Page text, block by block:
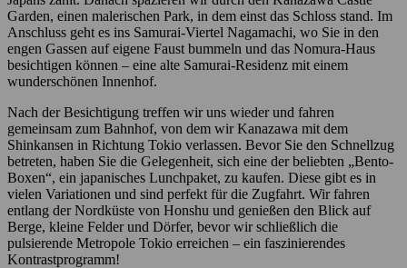
Garden, einen malerischen Park, in dem einst das Schloss stand. Im
Anschluss geht es ins Samurai-Viertel Nagamachi, wo Sie in den
engen Gassen auf eigene Faust bummeln und das Nomura-Haus
besichtigen können – eine alte Samurai-Residenz mit einem
wunderschönen Innenhof.
Nach der Besichtigung treffen wir uns wieder und fahren
gemeinsam zum Bahnhof, von dem wir Kanazawa mit dem
Shinkansen in Richtung Tokio verlassen. Bevor Sie den Schnellzug
betreten, haben Sie die Gelegenheit, sich eine der beliebten „Bento-
Boxen“, ein japanisches Lunchpaket, zu kaufen. Diese gibt es in
vielen Variationen und sind perfekt für die Zugfahrt. Wir fahren
entlang der Nordküste von Honshu und genießen den Blick auf
Berge, kleine Felder und Dörfer, bevor wir schließlich die
pulsierende Metropole Tokio erreichen – ein faszinierendes
Kontrastprogramm!